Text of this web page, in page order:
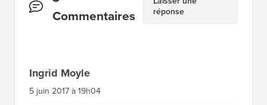
des Commentaires
réponse
Ingrid Moyle
5 juin 2017 à 19h04